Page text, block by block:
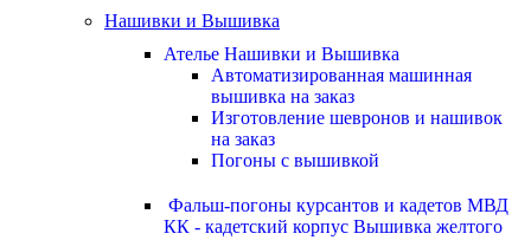
Нашивки и Вышивка
Ателье Нашивки и Вышивка
Автоматизированная машинная
вышивка на заказ
Изготовление шевронов и нашивок
на заказ
Погоны с вышивкой
Фальш-погоны курсантов и кадетов МВД
КК - кадетский корпус Вышивка желтого